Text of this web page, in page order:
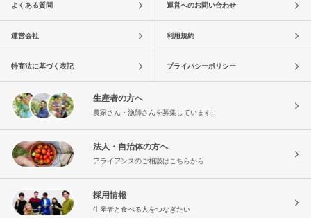
よくある質問 運営へのお問い合わせ
運営会社 利用規約
特商法に基づく表記 プライバシーポリシー
生産者の方へ
農家さん・漁師さんを募集しています!
法人・自治体の方へ
アライアンスのご相談はこちらから
採用情報
生産者と食べる人をつなぎたい